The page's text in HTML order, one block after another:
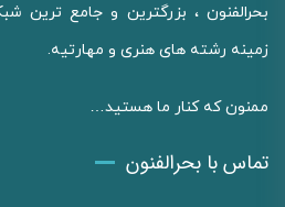
بحرالفنون ، بزرگترین و جامع ترین
زمینه رشته های هنری و مهارتیه.
ممنون که کنار ما هستید…
تماس با بحرالفنون